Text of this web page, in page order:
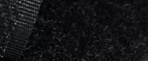
日本語
中文